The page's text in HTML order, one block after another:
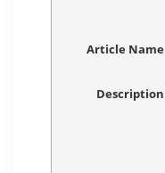
Article Name
Description